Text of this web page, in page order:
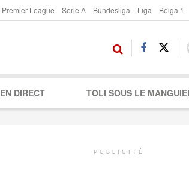
Premier League Serie A Bundesliga Liga Belga 1
EN DIRECT TOLI SOUS LE
PUBLICITÉ